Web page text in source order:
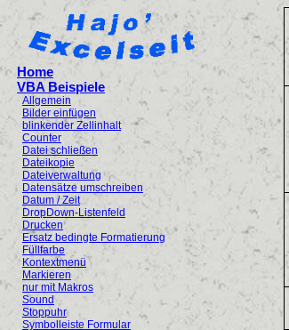
Home
VBA Beispiele
Allgemein
Bilder einfügen
blinkender Zellinhalt
Counter
Datei schließen
Dateikopie
Dateiverwaltung
Datensätze umschreiben
Datum / Zeit
DropDown-Listenfeld
Drucken
Ersatz bedingte Formatierung
Füllfarbe
Kontextmenü
Markieren
nur mit Makros
Sound
Stoppuhr
Symbolleiste Formular